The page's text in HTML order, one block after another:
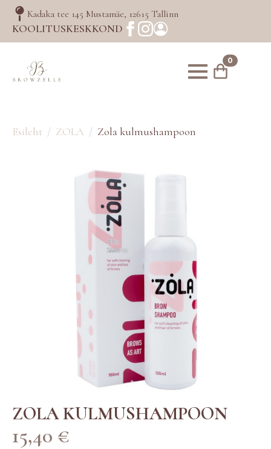
Kadaka tee 145 Mustamäe, 12615 Tallinn
KOOLITUSKESKKOND
0
Esileht ZOLA Zola kulmushampoon
ZOLA KULMUSHAMPOON
15,40 €